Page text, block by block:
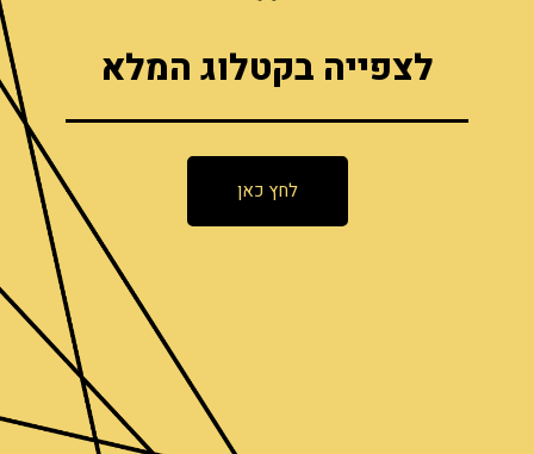
לצפייה בקטלוג המלא
לחץ כאן